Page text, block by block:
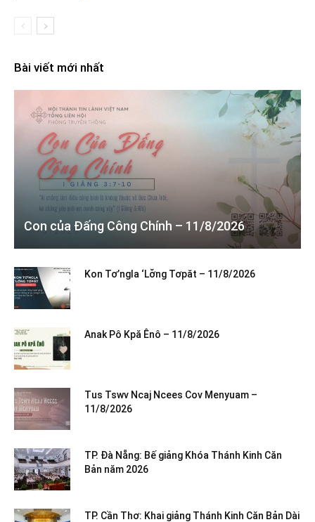
Bài viết mới nhất
Con của Đấng Công Chính – 11/8/2026
Kon Tơ’ngla ‘Lơ̆ng Tơpăt – 11/8/2026
Anak Pô Kpă Ênô – 11/8/2026
Tus Tswv Ncaj Ncees Cov Menyuam –
11/8/2026
TP. Đà Nẵng: Bế giảng Khóa Thánh Kinh Căn
Bản năm 2026
TP. Cần Thơ: Khai giảng Thánh Kinh Căn Bản Dài